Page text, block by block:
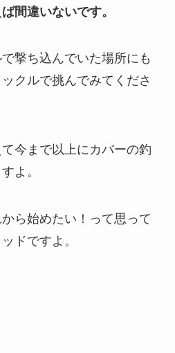
間違いないです。
撃ち込んでいた場所にも
クルで挑んでみてくださ
今まで以上にカバーの釣
よ。
ら始めたい！って思って
ドですよ。